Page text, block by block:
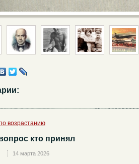
возрастанию
кто принял
14 марта 2026